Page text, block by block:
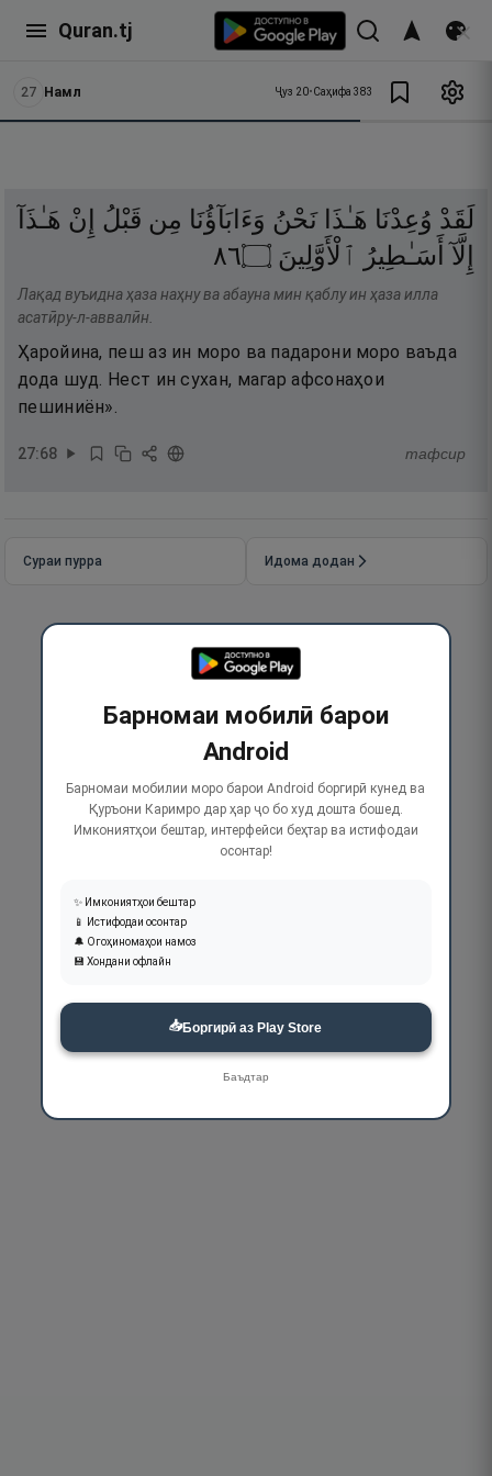
Quran.tj
27 Намл Ҷуз 20•Саҳифа 383
لَقَدْ وُعِدْنَا هَـٰذَا نَحْنُ وَءَابَآؤُنَا مِن قَبْلُ إِنْ هَـٰذَآ
إِلَّآ
أَسَـٰطِيرُ ٱلْأَوَّلِينَ ۝٦٨
Лақад вуъидна ҳаза наҳну ва абауна мин қаблу ин ҳаза илла
асатӣру-л-аввалӣн.
Ҳаройина, пеш аз ин моро ва падарони моро ваъда
дода шуд. Нест ин сухан, магар афсонаҳои
пешиниён».
27:68 тафсир
Сураи пурра Идома додан
Барномаи мобилӣ барои
Android
Барномаи мобилии моро барои Android боргирӣ кунед ва
Қуръони Каримро дар ҳар ҷо бо худ дошта бошед.
Имкониятҳои бештар, интерфейси беҳтар ва истифодаи
осонтар!
✨ Имкониятҳои бештар
📱 Истифодаи осонтар
🔔 Огоҳиномаҳои намоз
💾 Хондани офлайн
📥Боргирӣ аз Play Store
Баъдтар